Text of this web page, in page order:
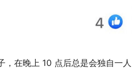
，在晚上 10 点后总是会独自一人